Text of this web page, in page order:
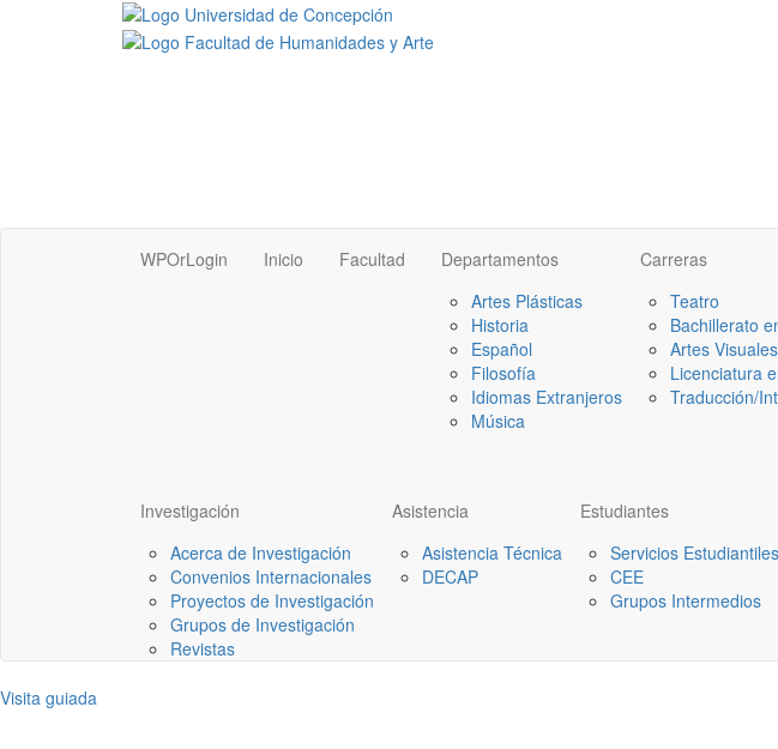
WPOrLogin Inicio Facultad
Departamentos
Artes Plásticas
Historia
Español
Filosofía
Idiomas Extranjeros
Música
Carreras
Teatro
Bachillerato
Artes Visuales
Licenciatura
Traducción/
Investigación
Acerca de Investigación
Convenios Internacionales
Proyectos de Investigación
Grupos de Investigación
Revistas
Asistencia
Asistencia Técnica
DECAP
Estudiantes
Servicios Estudiantiles
CEE
Grupos Intermedios
Visita guiada